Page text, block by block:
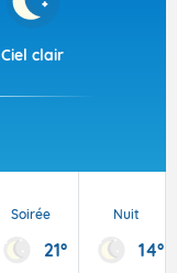
Ciel clair
Soirée
21°
Nuit
14°